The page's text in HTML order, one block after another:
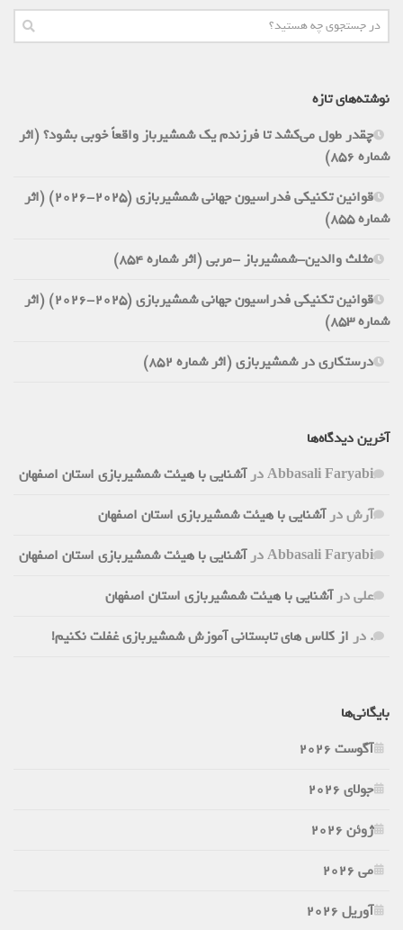
نوشته‌های تازه
چقدر طول می‌کشد تا فرزندم یک شمشیرباز واقعاً خوبی بشود؟ (اثر
شماره 856)
قوانین تکنیکی فدراسیون جهانی شمشیربازی (2025-2026) (اثر
شماره 855)
مثلث والدین-شمشیرباز -مربی (اثر شماره 854)
قوانین تکنیکی فدراسیون جهانی شمشیربازی (2025-2026) (اثر
شماره 853)
درستکاری در شمشیربازی (اثر شماره 852)
آخرین دیدگاه‌ها
Abbasali Faryabiدرآشنایی با هیئت شمشیربازی استان اصفهان
آرشدرآشنایی با هیئت شمشیربازی استان اصفهان
Abbasali Faryabiدرآشنایی با هیئت شمشیربازی استان اصفهان
علیدرآشنایی با هیئت شمشیربازی استان اصفهان
.دراز کلاس های تابستانی آموزش شمشیربازی غفلت نکنیم!
بایگانی‌ها
آگوست 2026
جولای 2026
ژوئن 2026
می 2026
آوریل 2026